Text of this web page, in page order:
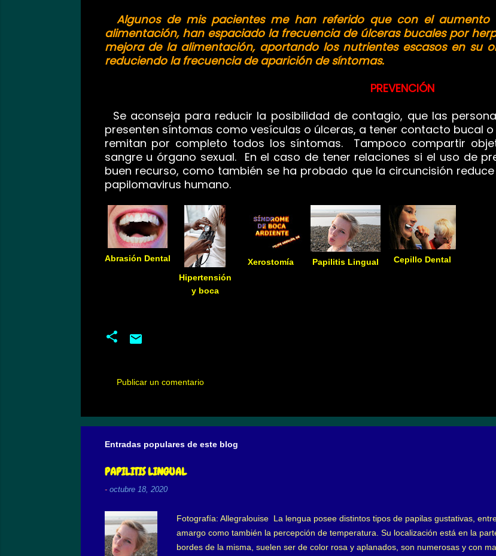
Algunos de mis pacientes me han referido que con el
alimentación, han espaciado la frecuencia de úlceras bucales por
mejora de la alimentación, aportando los nutrientes escasos en su
reduciendo la frecuencia de aparición de síntomas.
PREVENCIÓN
Se aconseja para reducir la posibilidad de contagio, que las
presenten síntomas como vesículas o úlceras, a tener contacto bucal
remitan por completo todos los síntomas. Tampoco compartir
sangre u órgano sexual. En el caso de tener relaciones si el uso de
buen recurso, como también se ha probado que la circuncisión
papilomavirus humano.
Abrasión Dental
Hipertensión
y boca
Xerostomía Papilitis Lingual Cepillo Dental
m
e
t
a
r
i
o
Publicar un comentario
Entradas populares de este blog
PAPILITIS LINGUAL
- octubre 18, 2020
Fotografía: Allegralouise La lengua posee distintos tipos de papilas gustativas,
amargo como también la percepción de temperatura. Su localización está en la
bordes de la misma, suelen ser de color rosa y aplanados, son numerosas y con